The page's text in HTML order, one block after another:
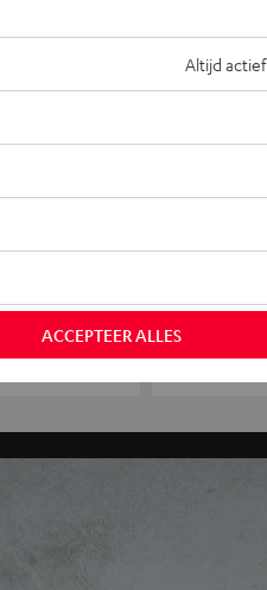
Altijd actief
ACCEPTEER ALLES